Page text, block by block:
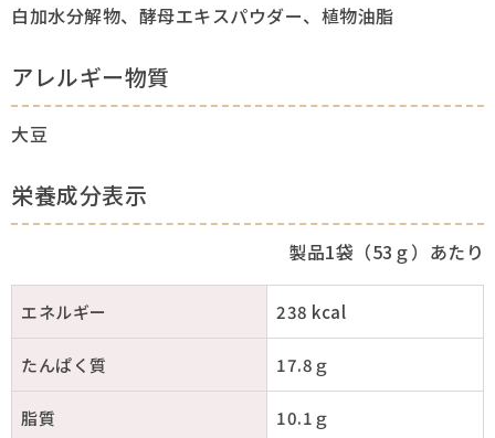
白加水分解物、酵母エキスパウダー、植物油脂
アレルギー物質
大豆
栄養成分表示
製品1袋（53ｇ）あたり
エネルギー 238 kcal
たんぱく質 17.8ｇ
脂質 10.1ｇ